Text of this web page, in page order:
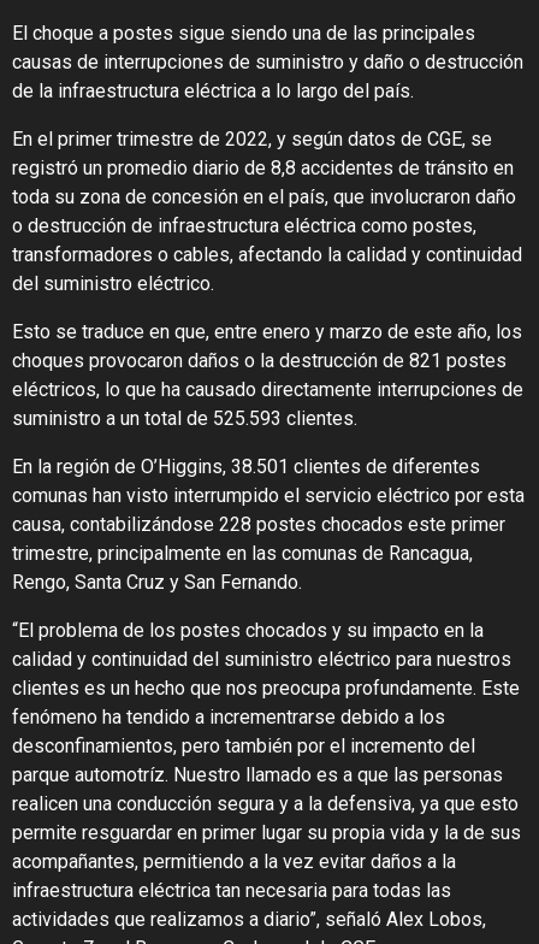
El choque a postes sigue siendo una de las principales
causas de interrupciones de suministro y daño o destrucción
de la infraestructura eléctrica a lo largo del país.
En el primer trimestre de 2022, y según datos de CGE, se
registró un promedio diario de 8,8 accidentes de tránsito en
toda su zona de concesión en el país, que involucraron daño
o destrucción de infraestructura eléctrica como postes,
transformadores o cables, afectando la calidad y continuidad
del suministro eléctrico.
Esto se traduce en que, entre enero y marzo de este año, los
choques provocaron daños o la destrucción de 821 postes
eléctricos, lo que ha causado directamente interrupciones de
suministro a un total de 525.593 clientes.
En la región de O’Higgins, 38.501 clientes de diferentes
comunas han visto interrumpido el servicio eléctrico por esta
causa, contabilizándose 228 postes chocados este primer
trimestre, principalmente en las comunas de Rancagua,
Rengo, Santa Cruz y San Fernando.
“El problema de los postes chocados y su impacto en la
calidad y continuidad del suministro eléctrico para nuestros
clientes es un hecho que nos preocupa profundamente. Este
fenómeno ha tendido a incrementrarse debido a los
desconfinamientos, pero también por el incremento del
parque automotríz. Nuestro llamado es a que las personas
realicen una conducción segura y a la defensiva, ya que esto
permite resguardar en primer lugar su propia vida y la de sus
acompañantes, permitiendo a la vez evitar daños a la
infraestructura eléctrica tan necesaria para todas las
actividades que realizamos a diario”, señaló Alex Lobos,